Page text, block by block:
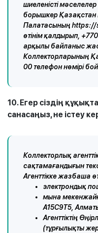
шиеленісті
борышкер Қазақстан
Палатасының https://
өтінім қалдырып,
арқылы байланыс
Коллекторларының
00 телефон нөмірі
10. Егер сіздің
санасаңыз, не істеу
Коллекторлық
сақтамағандығын
Агенттікке жазбаша
электрондық
мына
А15С9Т5,
Агенттіктің
(тұрғылықты